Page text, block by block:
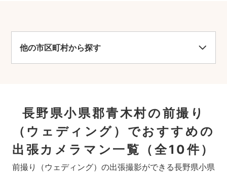
他の市区町村から探す
長野県小県郡青木村の前撮り
（ウェディング）でおすすめの
出張カメラマン一覧
（全10件）
前撮り（ウェディング）の出張撮影ができる長野県小県